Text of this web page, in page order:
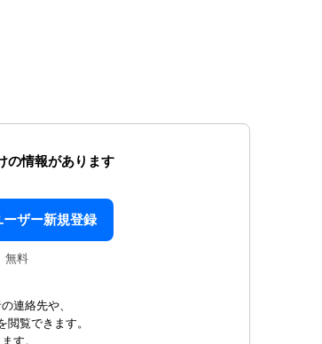
の情報があります
ーザー新規登録
無料
連絡先や、
覧できます。
す。